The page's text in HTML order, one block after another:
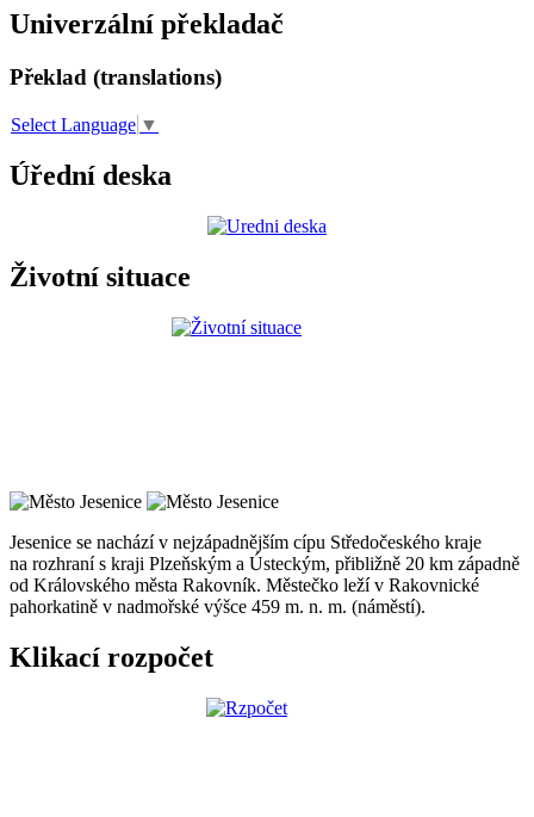
Univerzální překladač
Překlad (translations)
Select Language ▼
Úřední deska
Životní situace
Jesenice se nachází v nejzápadnějším cípu Středočeského kraje
na rozhraní s kraji Plzeňským a Ústeckým, přibližně 20 km západně
od Královského města Rakovník. Městečko leží v Rakovnické
pahorkatině v nadmořské výšce 459 m. n. m. (náměstí).
Klikací rozpočet